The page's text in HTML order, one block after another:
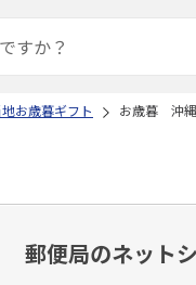
お歳暮ギフト お歳暮 沖縄
郵便局のネット